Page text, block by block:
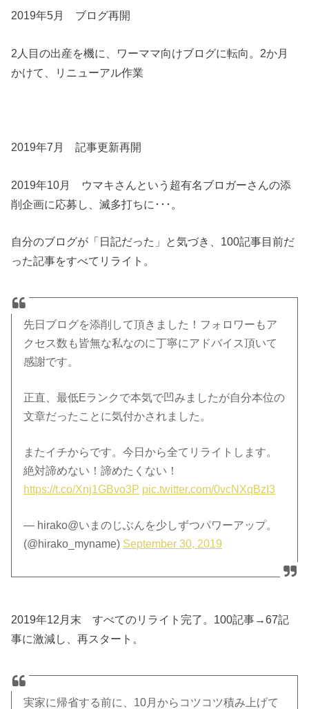
2019年5月 ブログ再開
2人目の出産を機に、ワーママ向けブログに転向。2か月
かけて、リニューアル作業
2019年7月 記事更新再開
2019年10月 ウマキさんという超有名ブロガーさんの添
削企画に応募し、滅多打ちに･･･。
自分のブログが「日記だった」と気づき、100記事目前だ
った記事をすべてリライト。
先日ブログを添削して頂きました！フォロワーもア
クセス数も皆無な私なのに丁寧にアドバイス頂いて
感謝です。
正直、最低Eランクで本気で凹みましたが自分本位の
文章だったことに気付かされました。
またイチからです。今日から全てリライトします。
絶対諦めない！諦めたくない！
https://t.co/Xnj1GBvo3P pic.twitter.com/0vcNXqBzI3
— hirako@いまのじぶんを少しずつパワーアップ。
(@hirako_myname) September 30, 2019
2019年12月末 すべてのリライト完了。100記事→67記
事に激減し、再スタート。
実家に帰省する前に、10月からコツコツ積み上げて